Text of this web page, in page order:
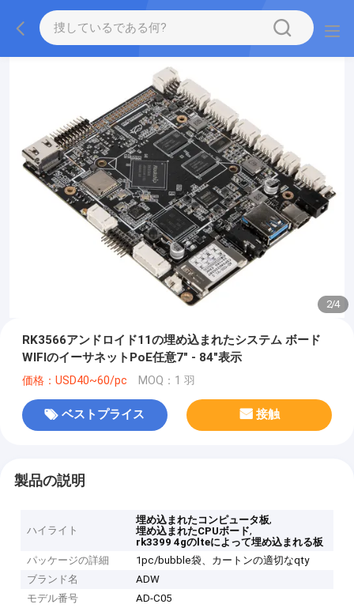
2/4
RK3566アンドロイド11の埋め込まれたシステム ボード
WIFIのイーサネットPoE任意7" - 84"表示
価格：USD40~60/pc MOQ：1 羽
ベストプライス 接触
製品の説明
ハイライト
埋め込まれたコンピュータ板,
埋め込まれたCPUボード,
rk3399 4gのlteによって埋め込まれる板
パッケージの詳細
1pc/bubble袋、カートンの適切なqty
ブランド名
ADW
モデル番号
AD-C05